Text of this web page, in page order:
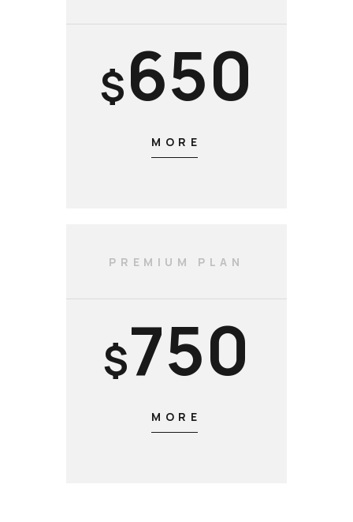
$650
MORE
PREMIUM PLAN
$750
MORE